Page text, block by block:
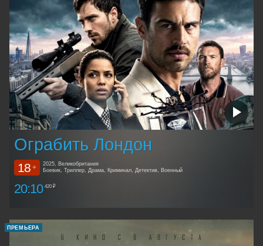
Ограбить Лондон
18 +
2025, Великобритания
Боевик, Триллер, Драма, Криминал, Детектив, Военный
20:10 420 ₽
ПРЕМЬЕРА